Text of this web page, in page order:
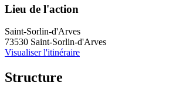
Lieu de l'action
Saint-Sorlin-d'Arves
73530 Saint-Sorlin-d'Arves
Visualiser l'itinéraire
Structure